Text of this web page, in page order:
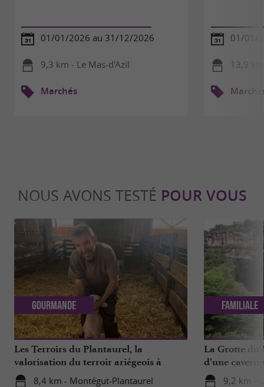
01/01/2026 au 31/12/2026
9,3 km - Le Mas-d'Azil
Marchés
01/01/
13,9
NOUS AVONS TESTÉ POUR VOUS
Les Terroirs du Plantaurel, la
valorisation du terroir ariégeois à
travers un engagement social
8,4 km - Montégut-Plantaurel
Gourmande
La Grotte du
d’une
renommée
9,2 km -
Familiale